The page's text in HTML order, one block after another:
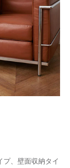
プ、壁面収納タイ